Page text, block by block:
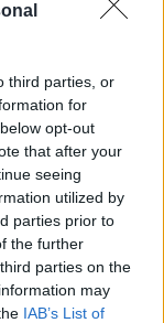
third parties, or
for
opt-out
that after your
seeing
utilized by
parties prior to
the further
parties on the
may
IAB’s List of
S.p.A.
imprese
Centrale S.p.A.
imprese
S.p.A.